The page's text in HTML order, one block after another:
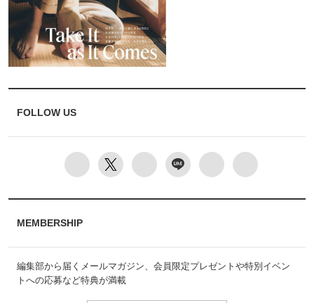
FOLLOW US
MEMBERSHIP
編集部から届くメールマガジン、会員限定プレゼントや特別イベン
トへの応募など特典が満載